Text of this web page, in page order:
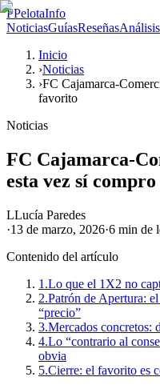
PPelotaInfo
NoticiasGuíasReseñasAnálisis
Inicio
›Noticias
›FC Cajamarca-
favorito
Noticias
FC Cajamarca-
esta vez sí
LLucía Paredes
·13 de marzo, 2026·6 min de
Contenido del artículo
1.Lo que el 1X2 no
2.Patrón de Apertura:
“precio”
3.Mercados concretos:
4.Lo “contrario al
obvia
5.Cierre: el favorito es